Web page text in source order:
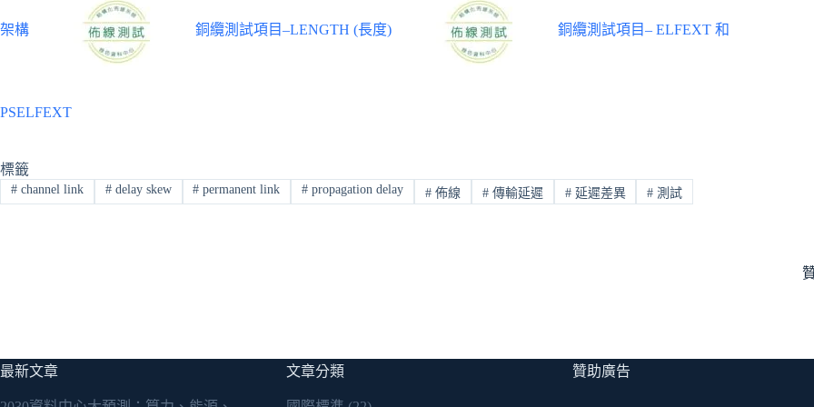
架構 銅纜測試項目–LENGTH (長度) 銅纜測試項目– ELFEXT 和
PSELFEXT
標籤
#channel link #delay skew # permanent link # propagation delay # 佈線 #傳輸延遲 #延遲差異 # 測試
最新文章 文章分類 贊助廣告